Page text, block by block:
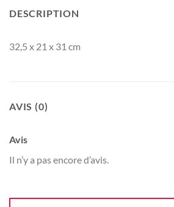
DESCRIPTION
32,5 x 21 x 31 cm
AVIS (0)
Avis
Il n’y a pas encore d’avis.